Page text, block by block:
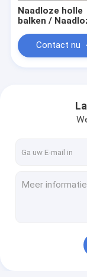
Naadloze holle
balken /
legeringsstaal
mechanische
Contact nu